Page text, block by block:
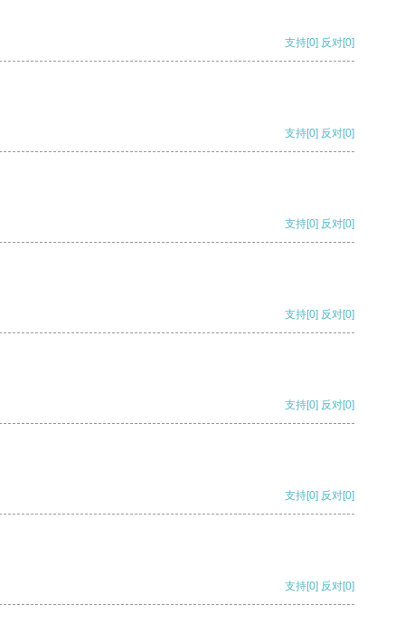
支持[0] 反对[0]
支持[0] 反对[0]
支持[0] 反对[0]
支持[0] 反对[0]
支持[0] 反对[0]
支持[0] 反对[0]
支持[0] 反对[0]